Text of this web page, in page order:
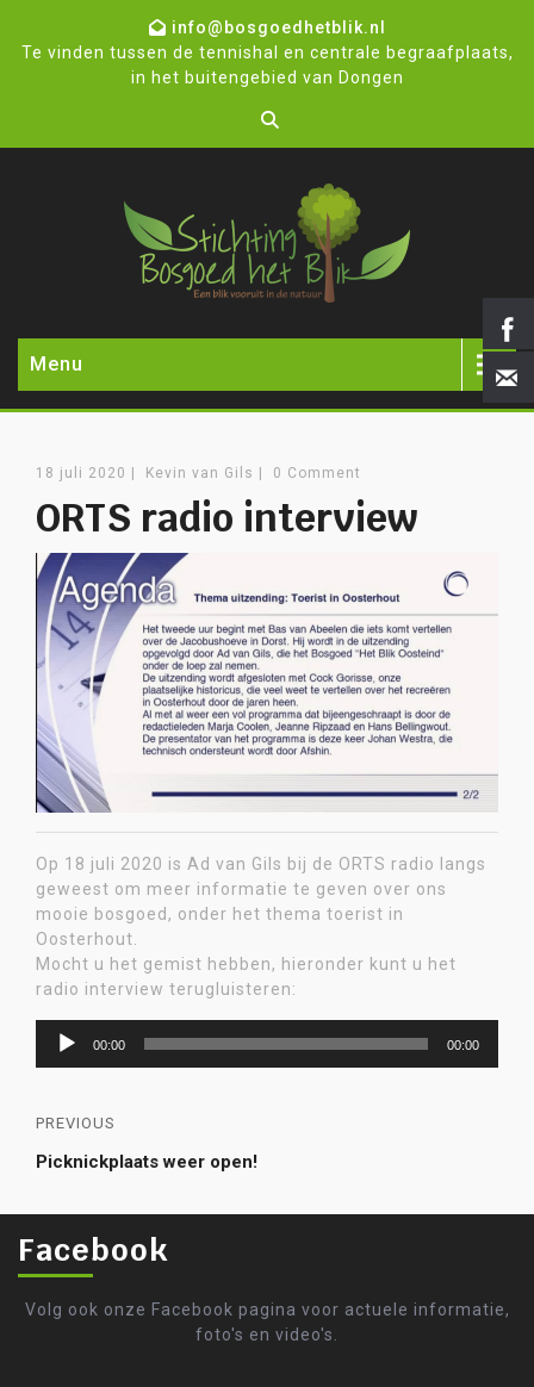
info@bosgoedhetblik.nl
Te vinden tussen de tennishal en centrale begraafplaats,
in het buitengebied van Dongen
Menu
18 juli 2020 Kevin van Gils 0 Comment
ORTS radio interview
Op 18 juli 2020 is Ad van Gils bij de ORTS radio langs
geweest om meer informatie te geven over ons
mooie bosgoed, onder het thema toerist in
Oosterhout.
Mocht u het gemist hebben, hieronder kunt u het
radio interview terugluisteren:
Audiospeler
00:00 00:00
PREVIOUS
Picknickplaats weer open!
Facebook
Volg ook onze Facebook pagina voor actuele informatie,
foto's en video's.